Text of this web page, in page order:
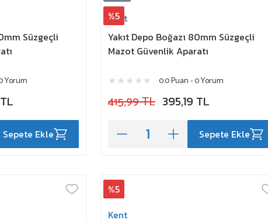
Süzgeçli
Yorum
Sepete Ekle
%5
Kent
Yakıt Depo Boğazı 80mm Süzgeçli
Mazot Güvenlik Aparatı
0.0 Puan - 0 Yorum
415,99 TL 395,19 TL
Sepete Ekle
%5
Kent